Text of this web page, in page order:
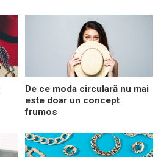
De ce moda circulară nu mai
este doar un concept
frumos